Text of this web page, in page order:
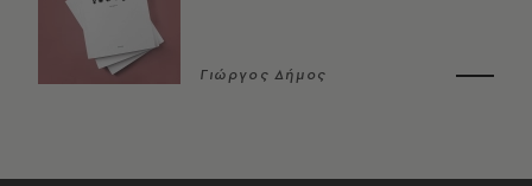
Γιώργος Δήμος